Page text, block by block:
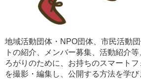
地域活動団体・NPO団体、市民活動
トの紹介、メンバー募集、活動紹介
ろがりのために、お持ちのスマート
を撮影・編集し、公開する方法を学び